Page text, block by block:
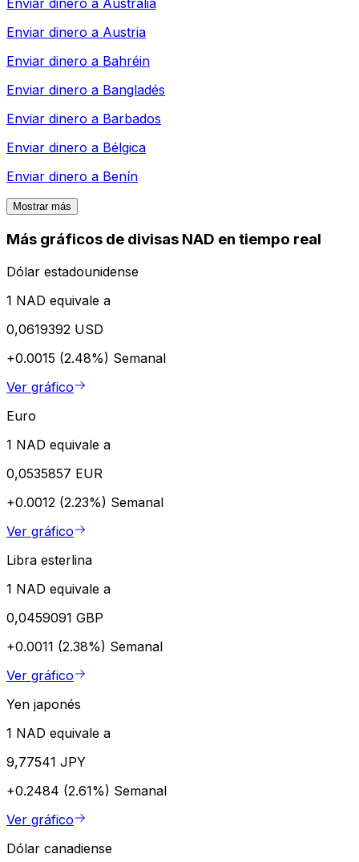
Enviar dinero a Australia
Enviar dinero a Austria
Enviar dinero a Bahréin
Enviar dinero a Bangladés
Enviar dinero a Barbados
Enviar dinero a Bélgica
Enviar dinero a Benín
Mostrar más
Más gráficos de divisas NAD en tiempo real
Dólar estadounidense
1 NAD equivale a
0,0619392 USD
+0.0015 (2.48%) Semanal
Ver gráfico
Euro
1 NAD equivale a
0,0535857 EUR
+0.0012 (2.23%) Semanal
Ver gráfico
Libra esterlina
1 NAD equivale a
0,0459091 GBP
+0.0011 (2.38%) Semanal
Ver gráfico
Yen japonés
1 NAD equivale a
9,77541 JPY
+0.2484 (2.61%) Semanal
Ver gráfico
Dólar canadiense